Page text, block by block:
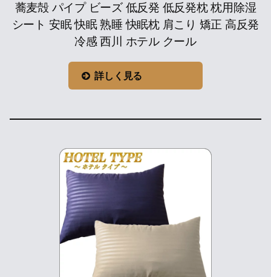
蕎麦殻 パイプ ビーズ 低反発 低反発枕 枕用除湿
シート 安眠 快眠 熟睡 快眠枕 肩こり 矯正 高反発
冷感 西川 ホテル クール
詳しく見る